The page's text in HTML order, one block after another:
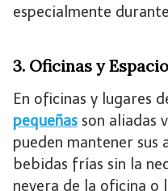
especialmente
3. Oficinas y
En oficinas y lugares
pequeñas son aliadas
pueden mantener sus
bebidas frías sin la
nevera de la oficina o